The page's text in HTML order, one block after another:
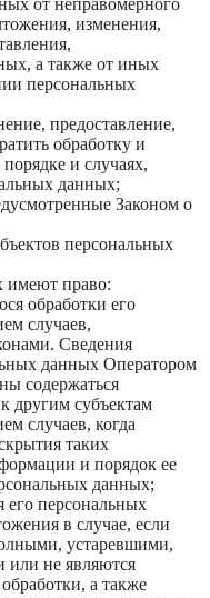
от неправомерного
изменения,
а также от иных
персональных
предоставление,
обработку и
и случаях,
данных;
Законом о
персональных
имеют право:
обработки его
случаев,
Сведения
данных Оператором
содержаться
другим субъектам
случаев, когда
таких
и порядок ее
данных;
его персональных
в случае, если
устаревшими,
или не являются
а также